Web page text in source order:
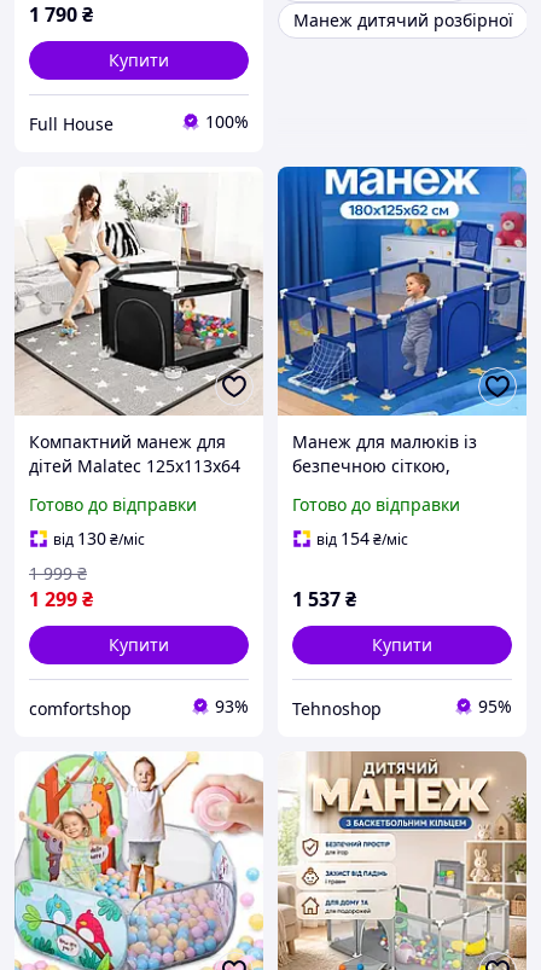
1 790₴
Купити
Full House 100%
Манеж дитячий розбірної
Компактний манеж для
дітей Malatec 125х113х64
малюків з підтримкою та
стінками із сітки
Готово до відправки
від 130₴/міс
1 299₴
1 999 ₴
Купити
comfortshop 93%
Манеж для малюків із
безпечною сіткою,
та поїздок Складана
палатка дітей GF-40
Готово до відправки
від 154₴/міс
1 537₴
Купити
Tehnoshop 95%